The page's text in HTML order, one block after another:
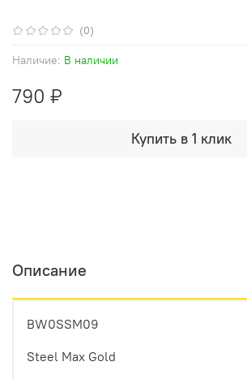
(0)
Наличие: В наличии
790 ₽
Купить в 1 клик
Описание
BW0SSM09
Steel Max Gold